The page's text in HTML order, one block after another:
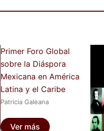
Primer Foro Global
sobre la Diáspora
Mexicana en América
Latina y el Caribe
Patricia Galeana
Ver más